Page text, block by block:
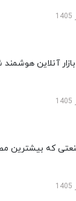
آنلاین
که بیشترین